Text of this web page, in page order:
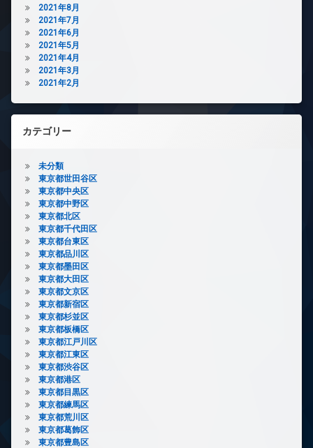
2021年8月
2021年7月
2021年6月
2021年5月
2021年4月
2021年3月
2021年2月
カテゴリー
未分類
東京都世田谷区
東京都中央区
東京都中野区
東京都北区
東京都千代田区
東京都台東区
東京都品川区
東京都墨田区
東京都大田区
東京都文京区
東京都新宿区
東京都杉並区
東京都板橋区
東京都江戸川区
東京都江東区
東京都渋谷区
東京都港区
東京都目黒区
東京都練馬区
東京都荒川区
東京都葛飾区
東京都豊島区